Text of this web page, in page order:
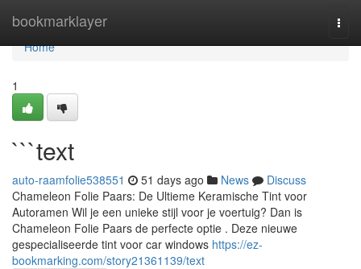
bookmarklayer
Home
Home
1
```text
auto-raamfolie538551 51 days ago News
Discuss
Chameleon Folie Paars: De Ultieme Keramische Tint voor
Autoramen Wil je een unieke stijl voor je voertuig? Dan is
Chameleon Folie Paars de perfecte optie . Deze nieuwe
gespecialiseerde tint voor car windows https://ez-
bookmarking.com/story21361139/text